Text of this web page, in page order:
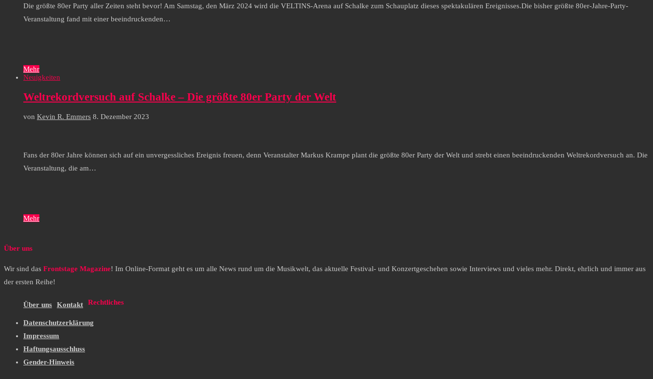
Die größte 80er Party aller Zeiten steht bevor! Am Samstag, den März 2024 wird die VELTINS-Arena auf Schalke zum Schauplatz dieses spektakulären Ereignisses.Die bisher größte 80er-Jahre-Party-
Veranstaltung fand mit einer beeindruckenden…
Mehr
Neuigkeiten
Weltrekordversuch auf Schalke – Die größte 80er Party der Welt
von Kevin R. Emmers 8. Dezember 2023
Fans der 80er Jahre können sich auf ein unvergessliches Ereignis freuen, denn Veranstalter Markus Krampe plant die größte 80er Party der Welt und strebt einen beeindruckenden Weltrekordversuch an. Die
Veranstaltung, die am…
Mehr
Über uns
Wir sind das Frontstage Magazine! Im Online-Format geht es um alle News rund um die Musikwelt, das aktuelle Festival- und Konzertgeschehen sowie Interviews und vieles mehr. Direkt, ehrlich und immer aus
der ersten Reihe!
Über uns Kontakt Rechtliches
Datenschutzerklärung
Impressum
Haftungsausschluss
Gender-Hinweis